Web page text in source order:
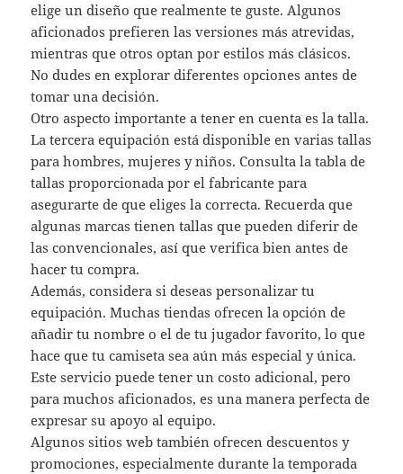
elige un diseño que realmente te guste. Algunos
aficionados prefieren las versiones más atrevidas,
mientras que otros optan por estilos más clásicos.
No dudes en explorar diferentes opciones antes de
tomar una decisión.
Otro aspecto importante a tener en cuenta es la talla.
La tercera equipación está disponible en varias tallas
para hombres, mujeres y niños. Consulta la tabla de
tallas proporcionada por el fabricante para
asegurarte de que eliges la correcta. Recuerda que
algunas marcas tienen tallas que pueden diferir de
las convencionales, así que verifica bien antes de
hacer tu compra.
Además, considera si deseas personalizar tu
equipación. Muchas tiendas ofrecen la opción de
añadir tu nombre o el de tu jugador favorito, lo que
hace que tu camiseta sea aún más especial y única.
Este servicio puede tener un costo adicional, pero
para muchos aficionados, es una manera perfecta de
expresar su apoyo al equipo.
Algunos sitios web también ofrecen descuentos y
promociones, especialmente durante la temporada